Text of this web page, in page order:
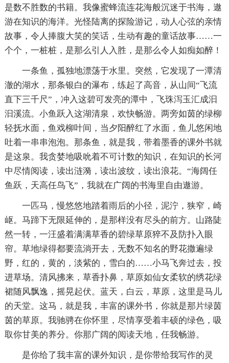
是数不胜数的书籍。我像蜜蜂流连花海般沉迷于书海，遨
游在知识的海洋。光怪陆离的探险游记，动人心弦的亲情
故事，令人捧腹大笑的笑话，生动有趣的童话故事……一
个个，一桩桩，是那么引人入胜，是那么令人如痴如醉！
一条鱼，孤独地漂荡于水里。突然，它发现了一潭清
澈的湖水，那条银白的瀑布，练起了高音，从山间“飞流
直下三千尺”，冲入这碧可发亮的潭中，飞珠泻玉汇成汩
汩溪流。小鱼跃入这湖清泉，欢快畅游。两旁如茵的绿柳
轻抚水面，鱼戏柳叶间，当夕阳醉红了水面，鱼儿悠闲地
吐着一串串泡泡。那条鱼，就是我，带着墨香的课外书就
是这泉。我贪婪地吸吮着不可计数的知识，在知识的长河
中尽情阅读，读出涟漪，读出波纹，读出浪花。“海阔任
鱼跃，天高任鸟飞”，我就在广阔的书海里自由遨游。
一匹马，慢悠悠地踏着雨后的小径，泥泞，狭窄，崎
岖。马蹄下无限延伸的，是那样没有尽头的前方。山路陡
然一转，一汪盛着满满草香的碧绿草原猝不及防扑入眼
帘。草地绿得都要流淌开去，无数不知名的野花撒遍绿
野，红的，黄的，淡紫的，雪白的……小马飞奔过去，投
进草场。清风拂来，草香扑鼻，草原如仙女柔软的绣花绿
裙随风飘逸，摇晃起伏。蓝天，白云，草原，这里是马儿
的天堂。这马，就是我，丰富的课外书，你就是那片绿茵
茵的草原。我驰骋在你怀里，尽情享受着丰硕的绿色，吸
取你甘美的养分。你那广阔的阅读天地，任我畅游。
是你给了我丰富的课外知识，是你带给我写作的灵